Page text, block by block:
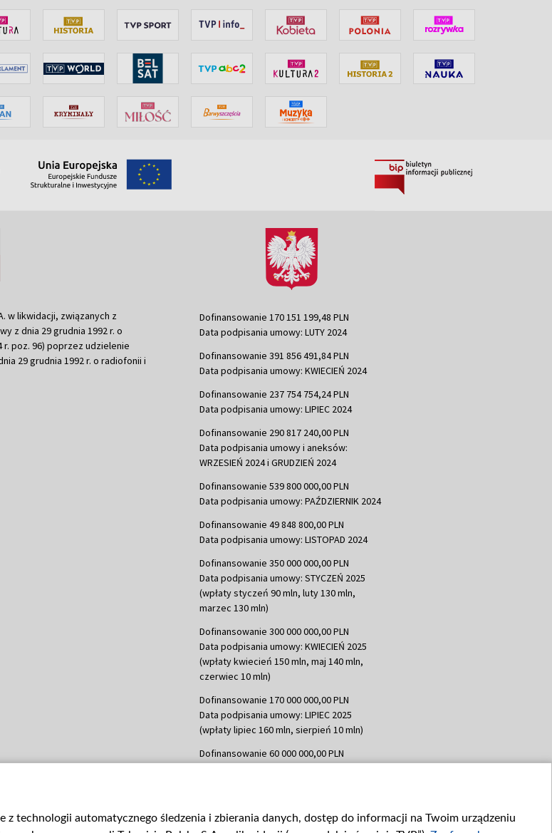
w likwidacji, związanych z
z dnia 29 grudnia 1992 r. o
r. poz. 96) poprzez udzielenie
29 grudnia 1992 r. o radiofonii i
Dofinansowanie 170 151 199,48 PLN
Data podpisania umowy: LUTY 2024
Dofinansowanie 391 856 491,84 PLN
Data podpisania umowy: KWIECIEŃ 2024
Dofinansowanie 237 754 754,24 PLN
Data podpisania umowy: LIPIEC 2024
Dofinansowanie 290 817 240,00 PLN
Data podpisania umowy i aneksów:
WRZESIEŃ 2024 i GRUDZIEŃ 2024
Dofinansowanie 539 800 000,00 PLN
Data podpisania umowy: PAŹDZIERNIK 2024
Dofinansowanie 49 848 800,00 PLN
Data podpisania umowy: LISTOPAD 2024
Dofinansowanie 350 000 000,00 PLN
Data podpisania umowy: STYCZEŃ 2025
(wpłaty styczeń 90 mln, luty 130 mln,
marzec 130 mln)
Dofinansowanie 300 000 000,00 PLN
Data podpisania umowy: KWIECIEŃ 2025
(wpłaty kwiecień 150 mln, maj 140 mln,
czerwiec 10 mln)
Dofinansowanie 170 000 000,00 PLN
Data podpisania umowy: LIPIEC 2025
(wpłaty lipiec 160 mln, sierpień 10 mln)
Dofinansowanie 60 000 000,00 PLN
Data podpisania umowy: WRZESIEŃ 2025
technologii automatycznego śledzenia i zbierania danych, dostęp do informacji na Twoim urządzeniu